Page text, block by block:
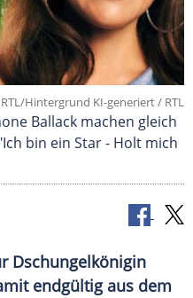
RTL/Hintergrund KI-generiert / RTL
Ballack machen gleich
bin ein Star - Holt mich
Dschungelkönigin
endgültig aus dem